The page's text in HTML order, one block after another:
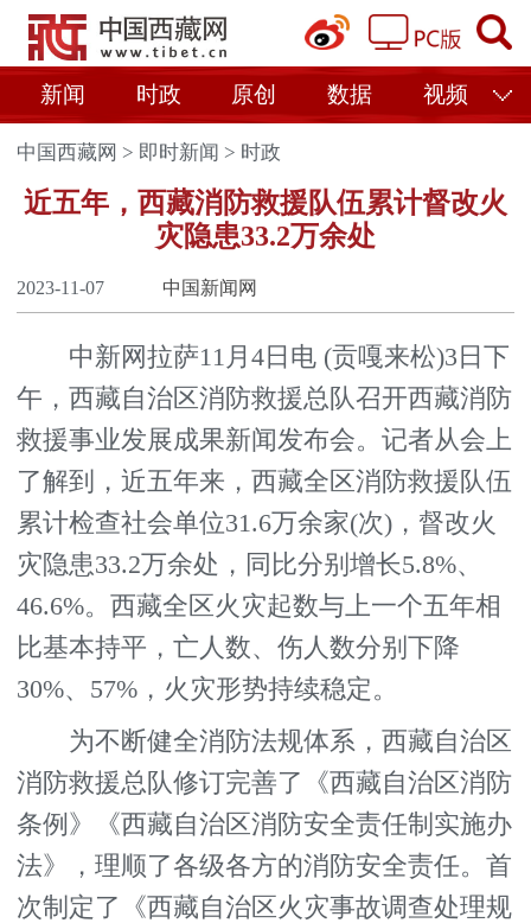
新闻 时政 原创 数据 视频
中国西藏网 > 即时新闻 > 时政
近五年，西藏消防救援队伍累计督改火
灾隐患33.2万余处
2023-11-07 中国新闻网
中新网拉萨11月4日电 (贡嘎来松)3日下
午，西藏自治区消防救援总队召开西藏消防
救援事业发展成果新闻发布会。记者从会上
了解到，近五年来，西藏全区消防救援队伍
累计检查社会单位31.6万余家(次)，督改火
灾隐患33.2万余处，同比分别增长5.8%、
46.6%。西藏全区火灾起数与上一个五年相
比基本持平，亡人数、伤人数分别下降
30%、57%，火灾形势持续稳定。
为不断健全消防法规体系，西藏自治区
消防救援总队修订完善了《西藏自治区消防
条例》《西藏自治区消防安全责任制实施办
法》，理顺了各级各方的消防安全责任。首
次制定了《西藏自治区火灾事故调查处理规